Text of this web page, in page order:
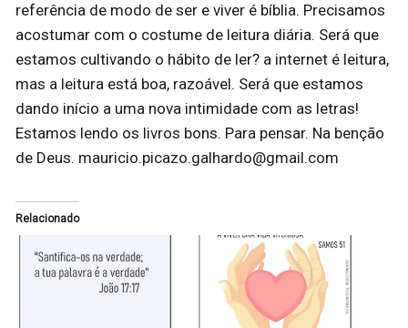
referência de modo de ser e viver é bíblia. Precisamos
acostumar com o costume de leitura diária. Será que
estamos cultivando o hábito de ler? a internet é leitura,
mas a leitura está boa, razoável. Será que estamos
dando início a uma nova intimidade com as letras!
Estamos lendo os livros bons. Para pensar. Na benção
de Deus. mauricio.picazo.galhardo@gmail.com
Relacionado